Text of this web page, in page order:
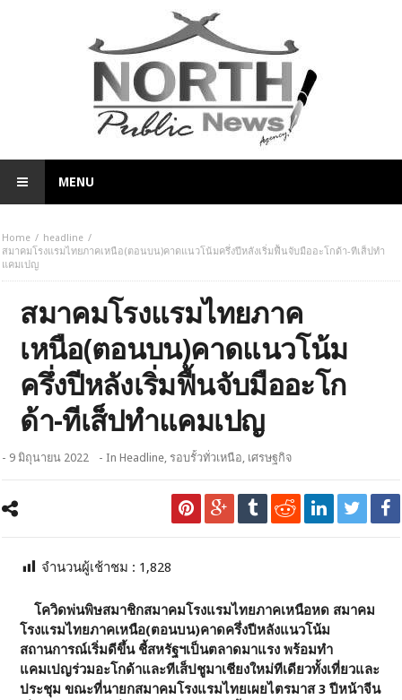
MENU
Home
headline
สมาคมโรงแรมไทยภาคเหนือ(ตอนบน)คาดแนวโน้มครึ่งปีหลังเริ่มฟื้นจับมืออะโกด้า-ทีเส็ปทำ
แคมเปญ
สมาคมโรงแรมไทยภาค
เหนือ(ตอนบน)คาดแนวโน้ม
ครึ่งปีหลังเริ่มฟื้นจับมืออะโก
ด้า-ทีเส็ปทำแคมเปญ
- 9 มิถุนายน 2022 - InHeadline, รอบรั้วทั่วเหนือ, เศรษฐกิจ
จำนวนผู้เช้าชม : 1,828
โควิดพ่นพิษสมาชิกสมาคมโรงแรมไทยภาคเหนือหด สมาคม
โรงแรมไทยภาคเหนือ(ตอนบน)คาดครึ่งปีหลังแนวโน้ม
สถานการณ์เริ่มดีขึ้น ชี้สหรัฐฯเป็นตลาดมาแรง พร้อมทำ
แคมเปญร่วมอะโกด้าและทีเส็ปชูมาเชียงใหม่ทีเดียวทั้งเที่ยวและ
ประชุม ขณะที่นายกสมาคมโรงแรมไทยเผยไตรมาส 3 ปีหน้าจีน